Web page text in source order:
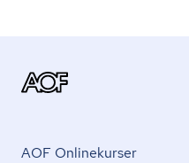
AOF Onlinekurser